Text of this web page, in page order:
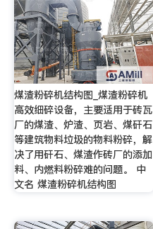
煤渣粉碎机结构图_煤渣粉碎机
高效细碎设备，主要适用于砖瓦
厂的煤渣、炉渣、页岩、煤矸石
等建筑物料垃圾的物料粉碎，解
决了用矸石、煤渣作砖厂的添加
料、内燃料粉碎难的问题。 中
文名 煤渣粉碎机结构图